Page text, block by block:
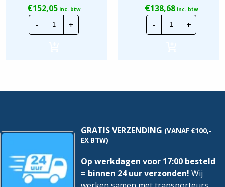
€152,05inc. btw
-
Schneider
Inst.
automaat
Kar.
+
€138,68inc. btw
-
Schneider
Inst.
Automaat
Kar.
+
GRATIS VERZENDING (VANAF €100,-
EX BTW)
Op werkdagen voor 17:00 besteld
= binnen 24 uur verzonden! Wij